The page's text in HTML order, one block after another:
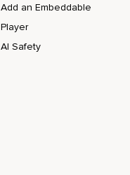
Add an Embeddable
Player
AI Safety